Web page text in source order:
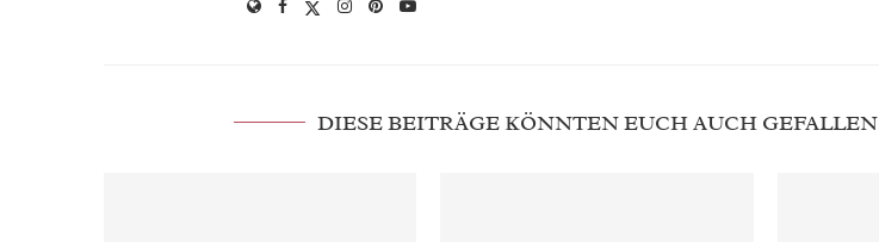
DIESE BEITRÄGE KÖNNTEN EUCH AUCH GEFALLEN